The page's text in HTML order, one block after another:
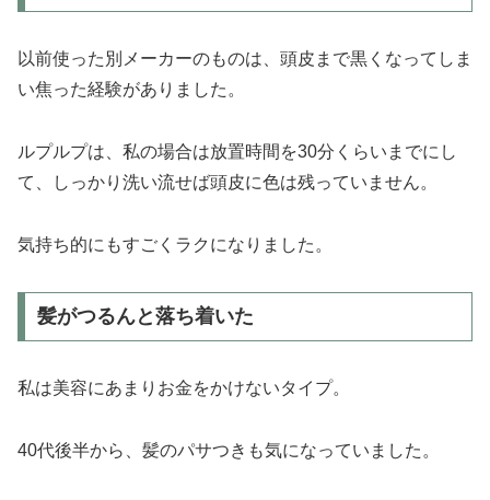
以前使った別メーカーのものは、頭皮まで黒くなってしま
い焦った経験がありました。
ルプルプは、私の場合は放置時間を30分くらいまでにし
て、しっかり洗い流せば頭皮に色は残っていません。
気持ち的にもすごくラクになりました。
髪がつるんと落ち着いた
私は美容にあまりお金をかけないタイプ。
40代後半から、髪のパサつきも気になっていました。